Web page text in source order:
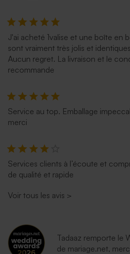
J'ai acheté 1valise et une boîte en
sont vraiment très jolis et
Aucun regret. La livraison et le
recommande
Service au top. Emballage
merci
Services clients à l’écoute et
de qualité et rapide
Voir tous les avis >
Tadaaz remporte le
de mariage.net,